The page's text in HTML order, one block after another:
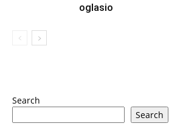
oglasio
Search
Search